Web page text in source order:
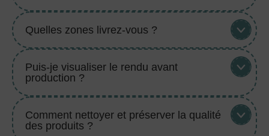
Quelles zones livrez-vous ?
Puis-je visualiser le rendu avant
production ?
Comment nettoyer et préserver la qualité
des produits ?